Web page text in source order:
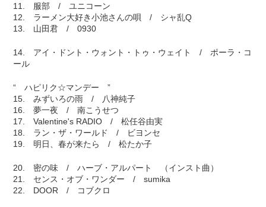
11. 服部 / ユニコーン
12. ラーメン大好き小池さんの唄 / シャ乱Q
13. 山田君 / 0930
14. アイ・ドント・ウォント・トゥ・ウェイト / ポーラ・コ
ール
“ ハピリク☆マンデー ”
15. みずいろの雨 / 八神純子
16. 夢一夜 / 南こうせつ
17. Valentine's RADIO / 松任谷由実
18. ラン・ザ・ワールド / ビヨンセ
19. 明日、春が来たら / 松たか子
20. 密の味 / ハーブ・アルパート （インスト曲）
21. センス・オブ・ワンダー / sumika
22. DOOR / コブクロ